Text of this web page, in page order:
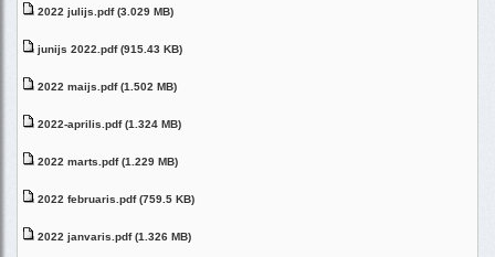
2022 julijs.pdf (3.029 MB)
junijs 2022.pdf (915.43 KB)
2022 maijs.pdf (1.502 MB)
2022-aprilis.pdf (1.324 MB)
2022 marts.pdf (1.229 MB)
2022 februaris.pdf (759.5 KB)
2022 janvaris.pdf (1.326 MB)